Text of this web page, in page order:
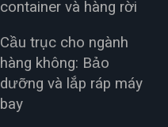
container và hàng rời
Cầu trục cho ngành
hàng không: Bảo
dưỡng và lắp ráp máy
bay